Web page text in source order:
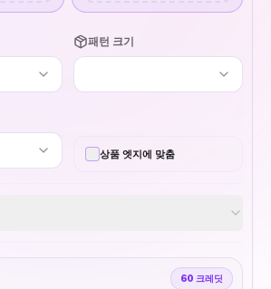
패턴 크기
상품 엣지에 맞춤
60 크레딧